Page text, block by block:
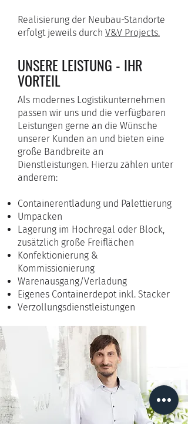
Realisierung der Neubau-Standorte
erfolgt jeweils durch V&V Projects.
UNSERE LEISTUNG - IHR
VORTEIL
Als modernes Logistikunternehmen
passen wir uns und die verfügbaren
Leistungen gerne an die Wünsche
unserer Kunden an und bieten eine
große Bandbreite an
Dienstleistungen. Hierzu zählen unter
anderem:
Containerentladung und Palettierung
Umpacken
Lagerung im Hochregal oder Block,
zusätzlich große Freiflächen
Konfektionierung &
Kommissionierung
Warenausgang/Verladung
Eigenes Containerdepot inkl. Stacker
Verzollungsdienstleistungen